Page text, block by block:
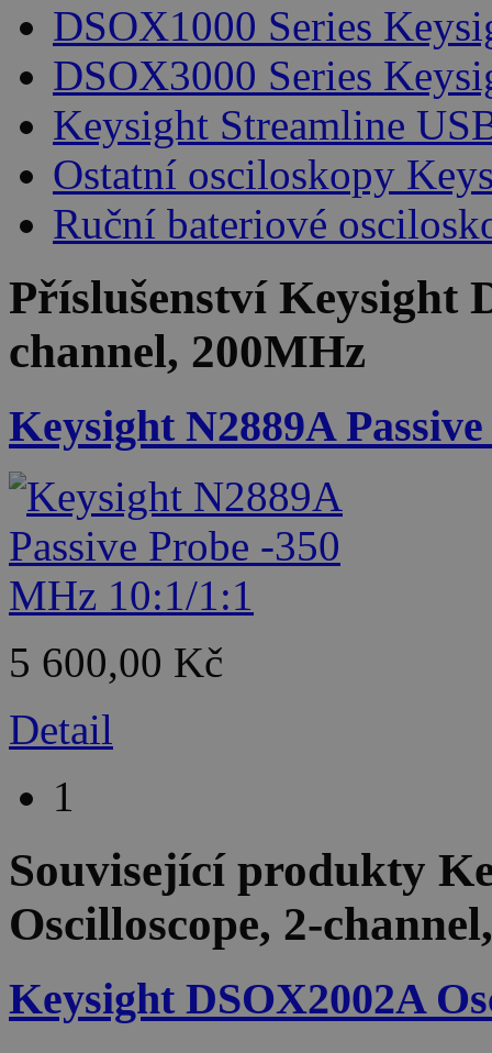
DSOX1000 Series
DSOX3000 Series
Keysight Streamline
Ostatní osciloskopy
Ruční bateriové
Příslušenství Keysight
channel, 200MHz
Keysight N2889A
5 600,00 Kč
Detail
1
Související produkty
Oscilloscope, 2-
Keysight DSOX2002A